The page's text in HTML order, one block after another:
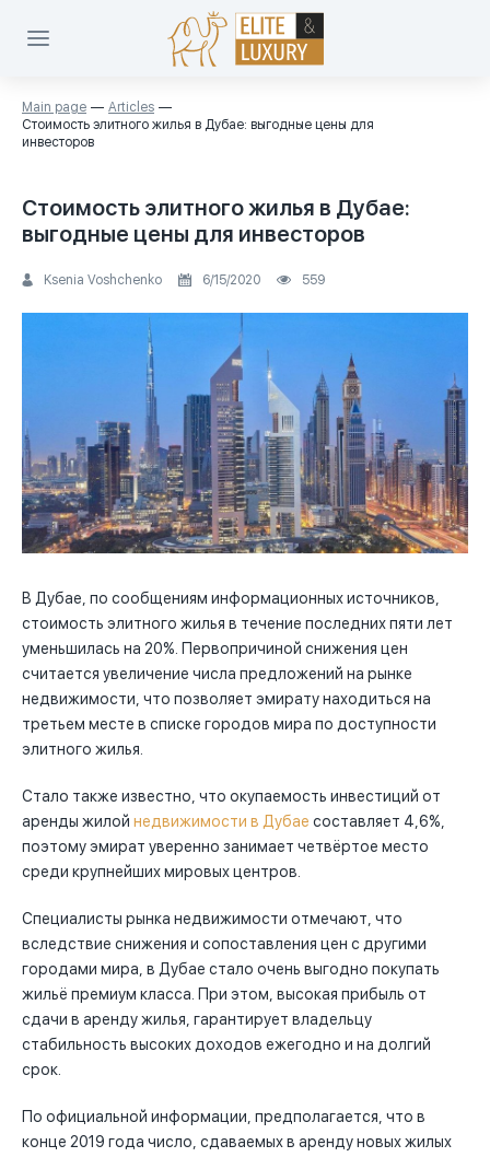
Main page
Articles
Стоимость элитного жилья в Дубае: выгодные цены для
инвесторов
Стоимость элитного жилья в Дубае:
выгодные цены для инвесторов
Ksenia Voshchenko 6/15/2020 559
В Дубае, по сообщениям информационных источников,
стоимость элитного жилья в течение последних пяти лет
уменьшилась на 20%. Первопричиной снижения цен
считается увеличение числа предложений на рынке
недвижимости, что позволяет эмирату находиться на
третьем месте в списке городов мира по доступности
элитного жилья.
Стало также известно, что окупаемость инвестиций от
аренды жилой недвижимости в Дубае составляет 4,6%,
поэтому эмират уверенно занимает четвёртое место
среди крупнейших мировых центров.
Специалисты рынка недвижимости отмечают, что
вследствие снижения и сопоставления цен с другими
городами мира, в Дубае стало очень выгодно покупать
жильё премиум класса. При этом, высокая прибыль от
сдачи в аренду жилья, гарантирует владельцу
стабильность высоких доходов ежегодно и на долгий
срок.
По официальной информации, предполагается, что в
конце 2019 года число, сдаваемых в аренду новых жилых